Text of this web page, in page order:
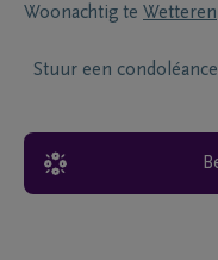
Woonachtig te Wetteren
Stuur een